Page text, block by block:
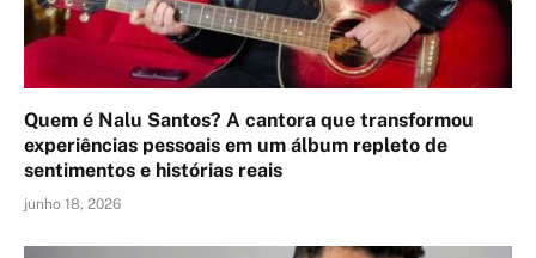
Quem é Nalu Santos? A cantora que transformou
experiências pessoais em um álbum repleto de
sentimentos e histórias reais
junho 18, 2026